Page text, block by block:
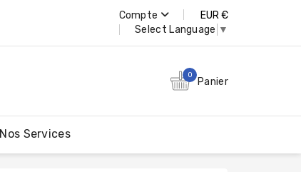
Compte
EUR €
Select Language ▼
0
Panier
Nos Services